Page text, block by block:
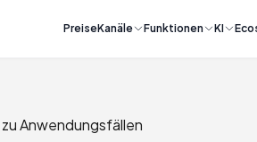
PreiseKanäle Funktionen KI
Anwendungsfällen